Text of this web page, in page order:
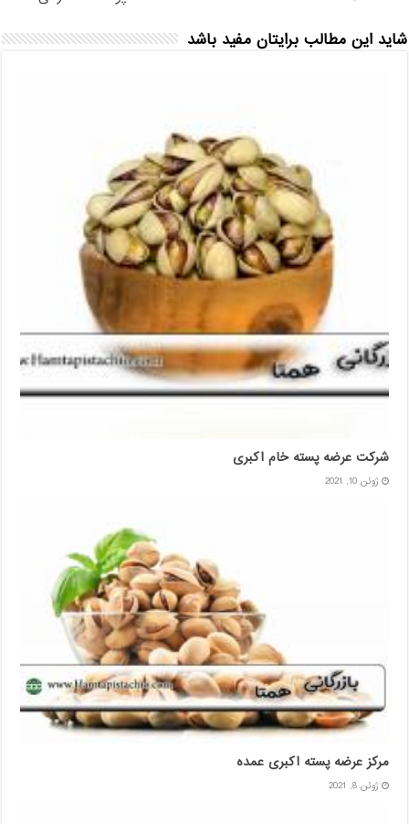
شاید این مطالب برایتان مفید باشد
شرکت عرضه پسته خام اکبری
ژوئن 10, 2021
مرکز عرضه پسته اکبری عمده
ژوئن 8, 2021